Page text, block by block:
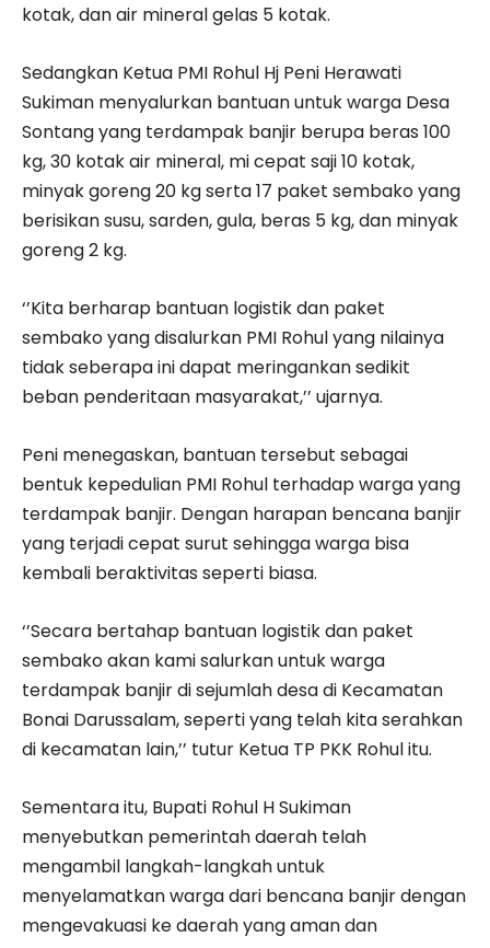
kotak, dan air mineral gelas 5 kotak.
Sedangkan Ketua PMI Rohul Hj Peni Herawati
Sukiman menyalurkan bantuan untuk warga Desa
Sontang yang terdampak banjir berupa beras 100
kg, 30 kotak air mineral, mi cepat saji 10 kotak,
minyak goreng 20 kg serta 17 paket sembako yang
berisikan susu, sarden, gula, beras 5 kg, dan minyak
goreng 2 kg.
‘’Kita berharap bantuan logistik dan paket
sembako yang disalurkan PMI Rohul yang nilainya
tidak seberapa ini dapat meringankan sedikit
beban penderitaan masyarakat,’’ ujarnya.
Peni menegaskan, bantuan tersebut sebagai
bentuk kepedulian PMI Rohul terhadap warga yang
terdampak banjir. Dengan harapan bencana banjir
yang terjadi cepat surut sehingga warga bisa
kembali beraktivitas seperti biasa.
‘’Secara bertahap bantuan logistik dan paket
sembako akan kami salurkan untuk warga
terdampak banjir di sejumlah desa di Kecamatan
Bonai Darussalam, seperti yang telah kita serahkan
di kecamatan lain,’’ tutur Ketua TP PKK Rohul itu.
Sementara itu, Bupati Rohul H Sukiman
menyebutkan pemerintah daerah telah
mengambil langkah-langkah untuk
menyelamatkan warga dari bencana banjir dengan
mengevakuasi ke daerah yang aman dan